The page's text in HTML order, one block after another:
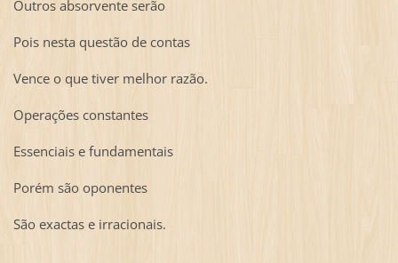
Outros absorvente serão
Pois nesta questão de contas
Vence o que tiver melhor razão.
Operações constantes
Essenciais e fundamentais
Porém são oponentes
São exactas e irracionais.